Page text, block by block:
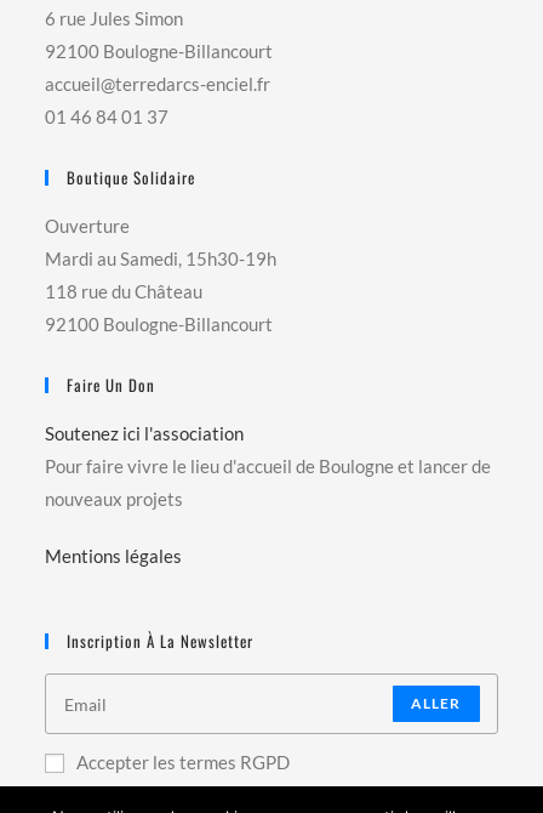
6 rue Jules Simon
92100 Boulogne-Billancourt
accueil@terredarcs-enciel.fr
01 46 84 01 37
Boutique Solidaire
Ouverture
Mardi au Samedi, 15h30-19h
118 rue du Château
92100 Boulogne-Billancourt
Faire Un Don
Soutenez ici l'association
Pour faire vivre le lieu d'accueil de Boulogne et lancer de
nouveaux projets
Mentions légales
Inscription À La Newsletter
ALLER
Accepter les termes RGPD